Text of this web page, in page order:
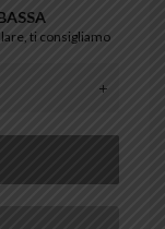
ti consigliamo